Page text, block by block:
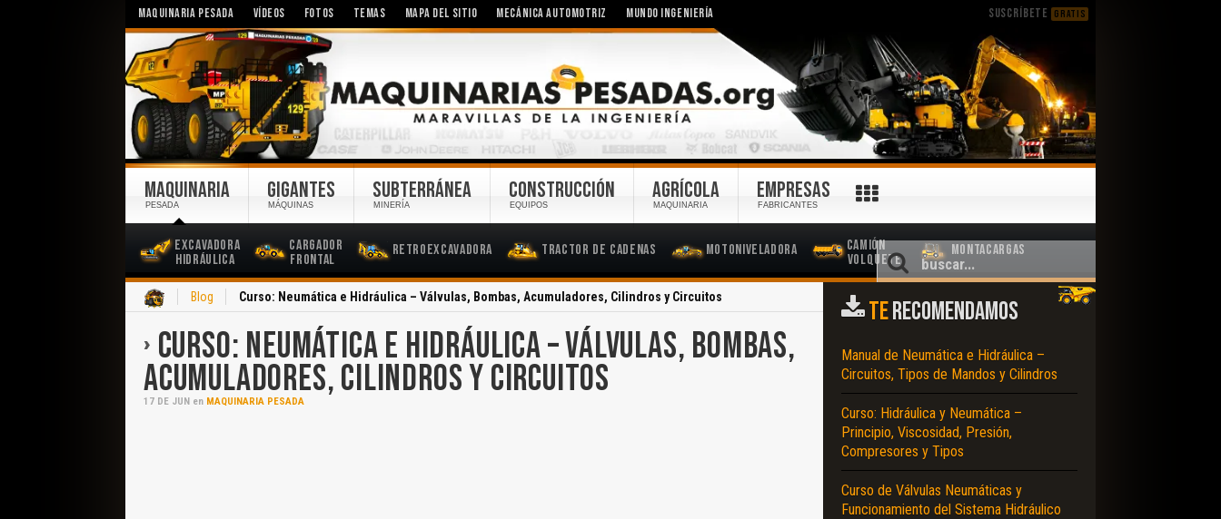
MAQUINARIA PESADA VÍDEOS FOTOS TEMAS MAPA DEL SITIO MECÁNICA AUTOMOTRIZ MUNDO INGENIERÍA SUSCRÍBETE GRATIS
MAQUINARIA
PESADA
Excavadora
Hidráulica
Cargador
Frontal
Retroexcavadora Tractor de Cadenas Motoniveladora
Camión
Volquete
Montacargas
GIGANTES
MÁQUINAS
SUBTERRÁNEA
MINERÍA
CONSTRUCCIÓN
EQUIPOS
AGRÍCOLA
MAQUINARIA
EMPRESAS
FABRICANTES
Blog Curso: Neumática e Hidráulica – Válvulas, Bombas, Acumuladores, Cilindros y Circuitos
CURSO: NEUMÁTICA E HIDRÁULICA – VÁLVULAS, BOMBAS,
ACUMULADORES, CILINDROS Y CIRCUITOS
17 DE JUN en MAQUINARIA PESADA
TERECOMENDAMOS
Manual de Neumática e Hidráulica –
Circuitos, Tipos de Mandos y Cilindros
Curso: Hidráulica y Neumática –
Principio, Viscosidad, Presión,
Compresores y Tipos
Curso de Válvulas Neumáticas y
Funcionamiento del Sistema Hidráulico